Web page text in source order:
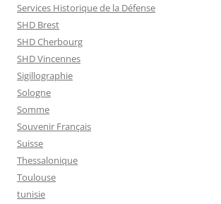
Services Historique de la Défense
SHD Brest
SHD Cherbourg
SHD Vincennes
Sigillographie
Sologne
Somme
Souvenir Français
Suisse
Thessalonique
Toulouse
tunisie